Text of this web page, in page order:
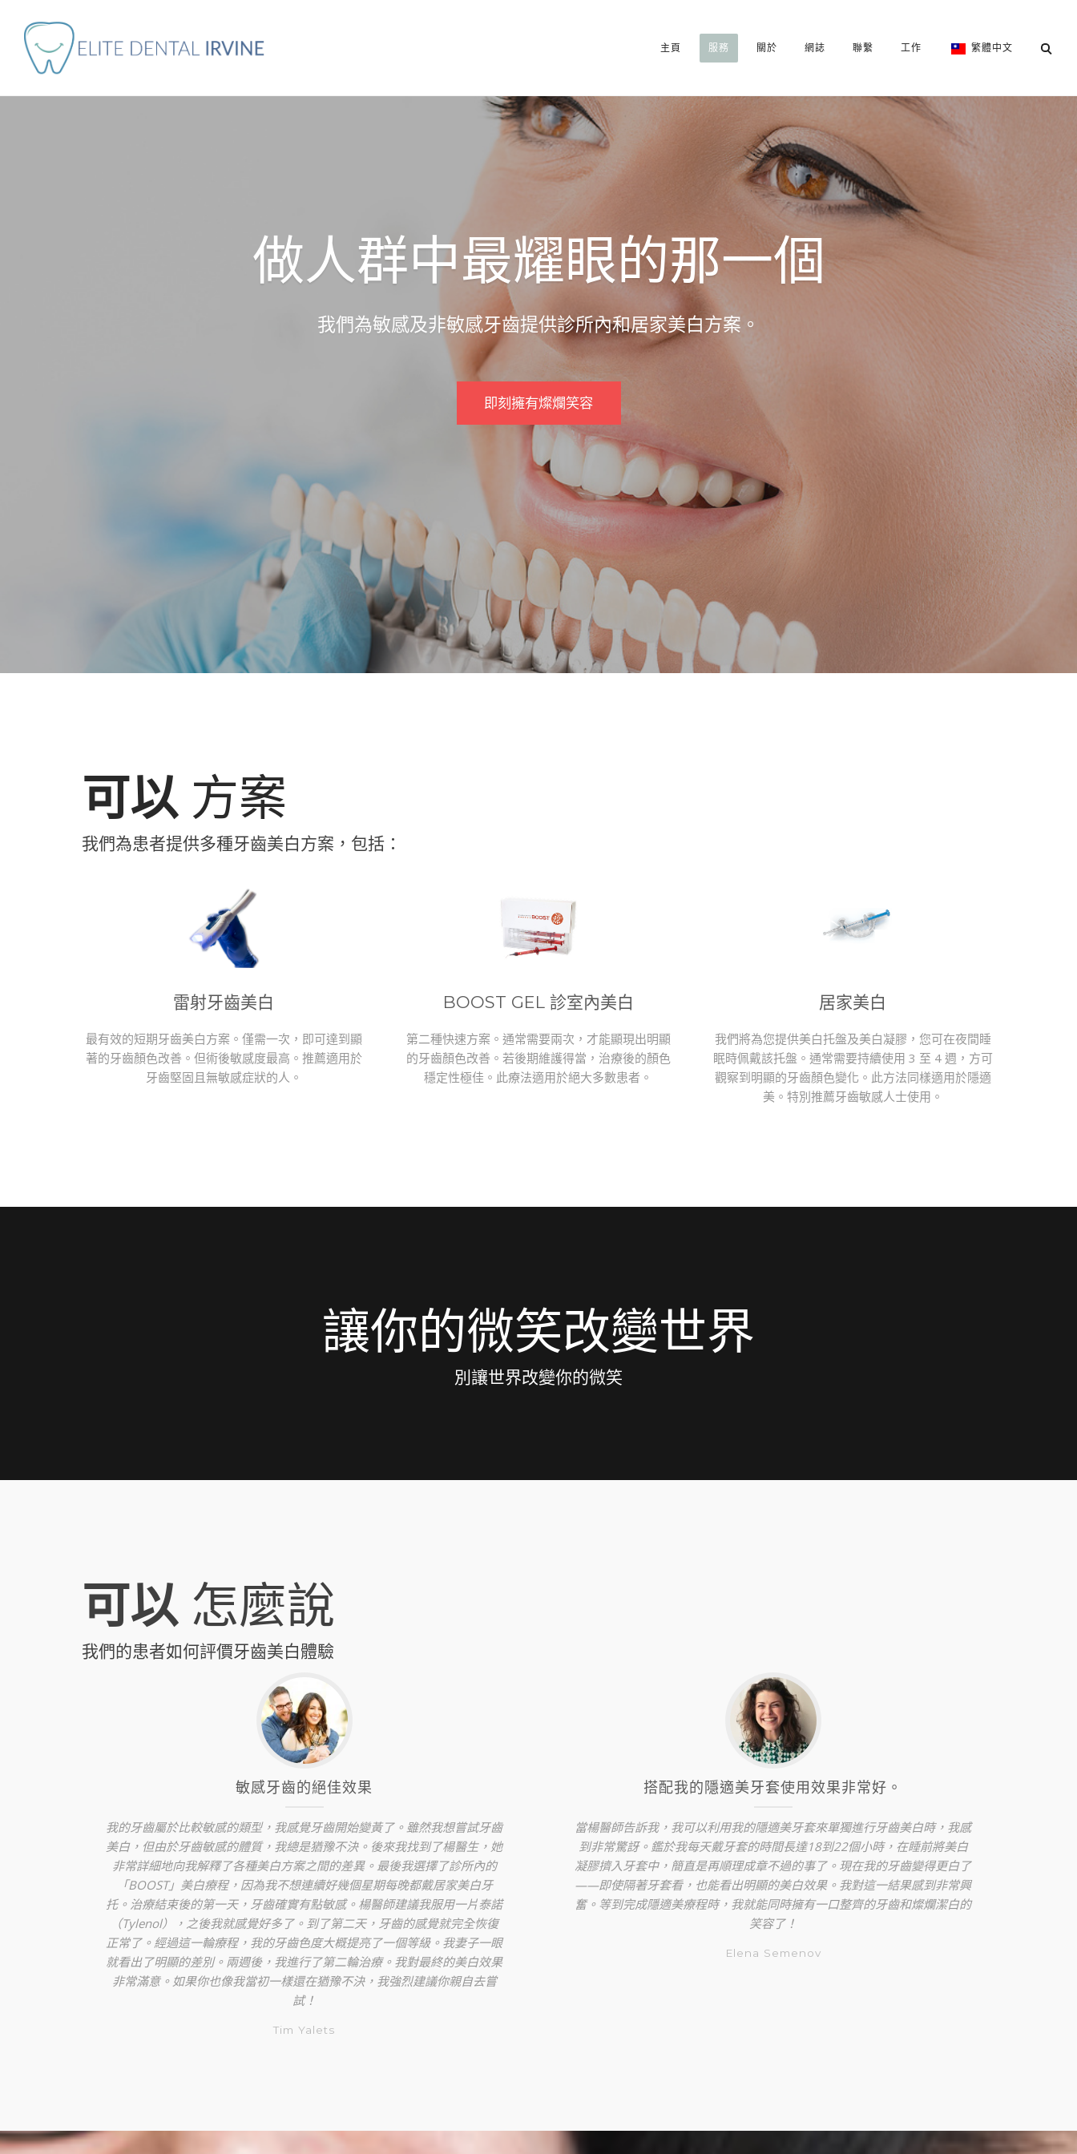
主頁 服務 關於 網誌 聯繫 工作 繁體中文
做人群中最耀眼的那一個
我們為敏感及非敏感牙齒提供診所內和居家美白方案。
即刻擁有燦爛笑容
可以方案
我們為患者提供多種牙齒美​​白方案，包括：
雷射牙齒美白
最有效的短期牙齒美白方案。僅需一次，即可達到顯
著的牙齒顏色改善。但術後敏感度最高。推薦適用於
牙齒堅固且無敏感症狀的人。
BOOST GEL 診室內美白
第二種快速方案。通常需要兩次，才能顯現出明顯
的牙齒顏色改善。若後期維護得當，治療後的顏色
穩定性極佳。此療法適用於絕大多數患者。
居家美白
我們將為您提供美白托盤及美白凝膠，您可在夜間睡
眠時佩戴該托盤。通常需要持續使用 3 至 4 週，方可
觀察到明顯的牙齒顏色變化。此方法同樣適用於隱適
美。特別推薦牙齒敏感人士使用。
讓你的微笑改變世界
別讓世界改變你的微笑
可以 怎麼說
我們的患者如何評價牙齒美白體驗
敏感牙齒的絕佳效果
我的牙齒屬於比較敏感的類型，我感覺牙齒開始變黃了。雖然我想嘗試牙齒
美白，但由於牙齒敏感的體質，我總是猶豫不決。後來我找到了楊醫生，她
非常詳細地向我解釋了各種美白方案之間的差異。最後我選擇了診所內的
「BOOST」美白療程，因為我不想連續好幾個星期每晚都戴居家美白牙
托。治療結束後的第一天，牙齒確實有點敏感。楊醫師建議我服用一片泰諾
（Tylenol），之後我就感覺好多了。到了第二天，牙齒的感覺就完全恢復
正常了。經過這一輪療程，我的牙齒色度大概提亮了一個等級。我妻子一眼
就看出了明顯的差別。兩週後，我進行了第二輪治療。我對最終的美白效果
非常滿意。如果你也像我當初一樣還在猶豫不決，我強烈建議你親自去嘗
試！
Tim Yalets
搭配我的隱適美牙套使用效果非常好。
當楊醫師告訴我，我可以利用我的隱適美牙套來單獨進行牙齒美白時，我感
到非常驚訝。鑑於我每天戴牙套的時間長達18到22個小時，在睡前將美白
凝膠擠入牙套中，簡直是再順理成章不過的事了。現在我的牙齒變得更白了
——即使隔著牙套看，也能看出明顯的美白效果。我對這一結果感到非常興
奮。等到完成隱適美療程時，我就能同時擁有一口整齊的牙齒和燦爛潔白的
笑容了！
Elena Semenov